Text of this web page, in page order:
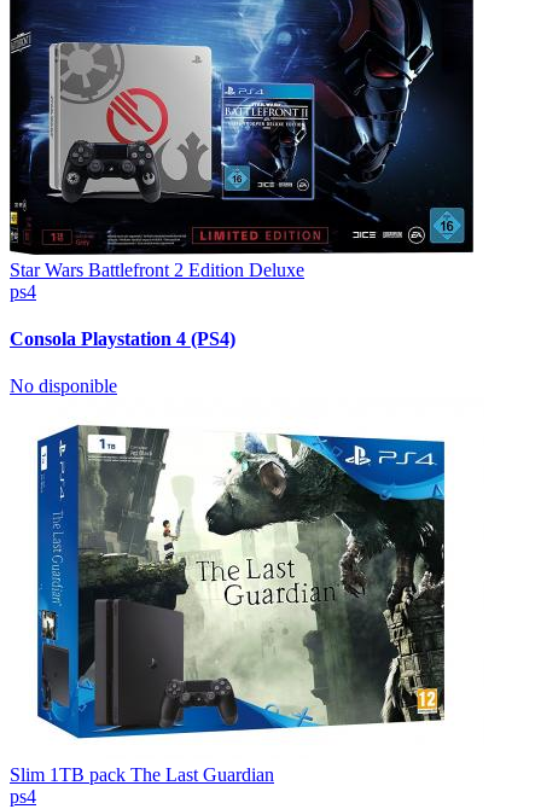
Star Wars Battlefront 2 Edition Deluxe
ps4
Consola Playstation 4 (PS4)
No disponible
Slim 1TB pack The Last Guardian
ps4